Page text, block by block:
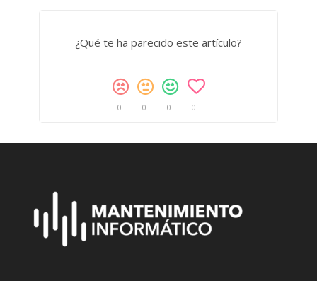
¿Qué te ha parecido este artículo?
0 0 0 0